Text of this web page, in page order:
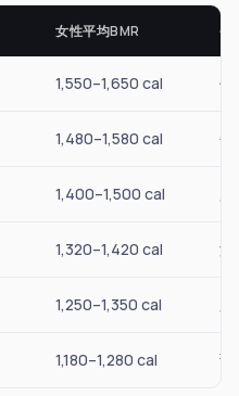
女性平均BMR 备
1,550–1,650 cal 代
1,480–1,580 cal 每
1,400–1,500 cal
1,320–1,420 cal 激
1,250–1,350 cal
1,180–1,280 cal 预